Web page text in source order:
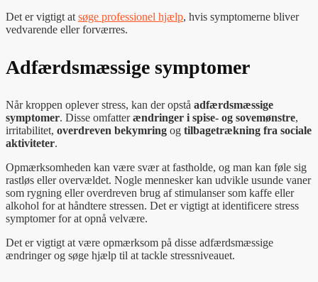
Det er vigtigt at søge professionel hjælp, hvis symptomerne bliver
vedvarende eller forværres.
Adfærdsmæssige symptomer
Når kroppen oplever stress, kan der opstå adfærdsmæssige
symptomer. Disse omfatterændringer i spise- og sovemønstre,
irritabilitet, overdreven bekymring og tilbagetrækning fra sociale
aktiviteter.
Opmærksomheden kan være svær at fastholde, og man kan føle sig
rastløs eller overvældet. Nogle mennesker kan udvikle usunde vaner
som rygning eller overdreven brug af stimulanser som kaffe eller
alkohol for at håndtere stressen. Det er vigtigt at identificere stress
symptomer for at opnå velvære.
Det er vigtigt at være opmærksom på disse adfærdsmæssige
ændringer og søge hjælp til at tackle stressniveauet.